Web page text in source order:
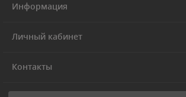
Информация
Личный кабинет
Контакты